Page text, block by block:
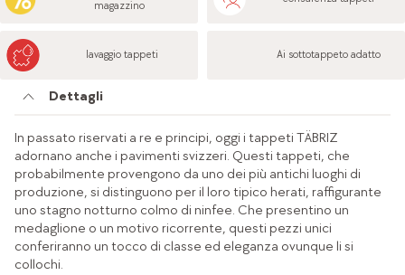
magazzino
lavaggio tappeti Ai sottotappeto adatto
Dettagli
In passato riservati a re e principi, oggi i tappeti TÄBRIZ
adornano anche i pavimenti svizzeri. Questi tappeti, che
probabilmente provengono da uno dei più antichi luoghi di
produzione, si distinguono per il loro tipico herati, raffigurante
uno stagno notturno colmo di ninfee. Che presentino un
medaglione o un motivo ricorrente, questi pezzi unici
conferiranno un tocco di classe ed eleganza ovunque li si
collochi.